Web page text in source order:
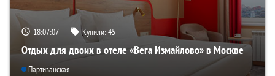
18:07:06 Купили:45
Отдых для двоих в отеле «Вега Измайлово» в Москве
Партизанская